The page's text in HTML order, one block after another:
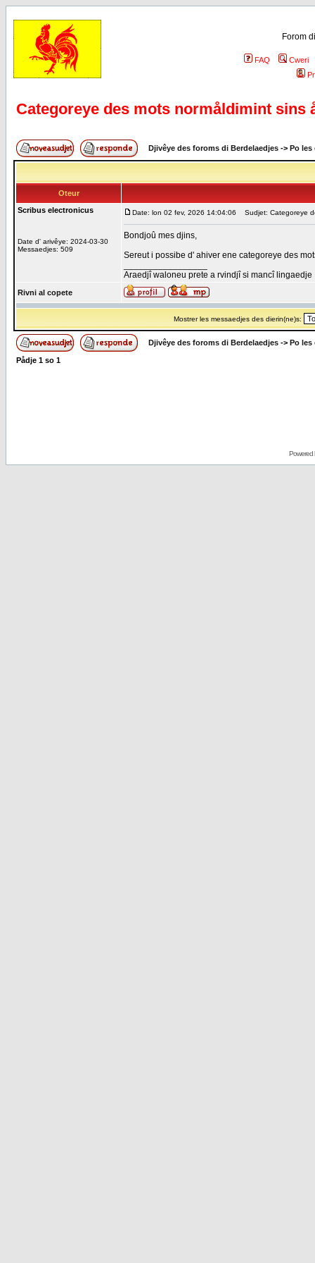
Forom
FAQ
Cweri
Categoreye des mots normåldimint sins
Djivêye des foroms di Berdelaedjes -> Po les
Oteur
Scribus electronicus
Date d' arivêye: 2024-03-30
Messaedjes: 509
Date: lon 02 fev, 2026 14:04:06 Sudjet: Categoreye
Bondjoû mes djins,
Sereut i possibe d' ahiver ene categoreye des
Araedjî waloneu prete a rvindjî si mancî lingaedje
Rivni al copete
Mostrer les messaedjes des dierin(ne)s:
Djivêye des foroms di Berdelaedjes -> Po les
Pådje 1 so 1
Powered